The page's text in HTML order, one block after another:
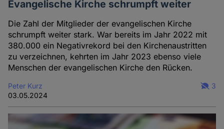
Evangelische Kirche schrumpft weiter
Die Zahl der Mitglieder der evangelischen Kirche
schrumpft weiter stark. War bereits im Jahr 2022 mit
380.000 ein Negativrekord bei den Kirchenaustritten
zu verzeichnen, kehrten im Jahr 2023 ebenso viele
Menschen der evangelischen Kirche den Rücken.
Peter Kurz
03.05.2024
3